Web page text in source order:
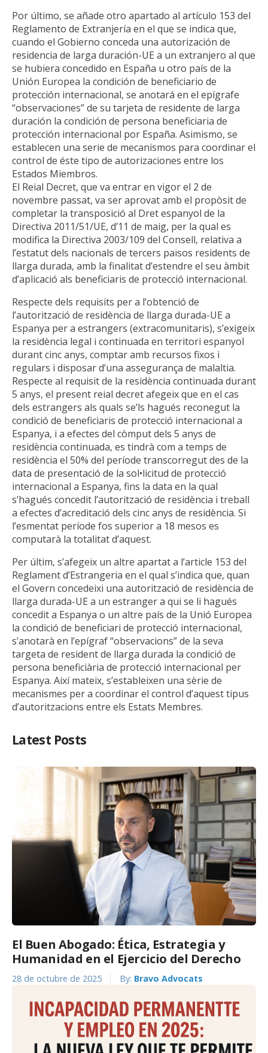
Por último, se añade otro apartado al artículo 153 del
Reglamento de Extranjería en el que se indica que,
cuando el Gobierno conceda una autorización de
residencia de larga duración-UE a un extranjero al que
se hubiera concedido en España u otro país de la
Unión Europea la condición de beneficiario de
protección internacional, se anotará en el epígrafe
“observaciones” de su tarjeta de residente de larga
duración la condición de persona beneficiaria de
protección internacional por España. Asimismo, se
establecen una serie de mecanismos para coordinar el
control de éste tipo de autorizaciones entre los
Estados Miembros.
El Reial Decret, que va entrar en vigor el 2 de
novembre passat, va ser aprovat amb el propòsit de
completar la transposició al Dret espanyol de la
Directiva 2011/51/UE, d’11 de maig, per la qual es
modifica la Directiva 2003/109 del Consell, relativa a
l’estatut dels nacionals de tercers països residents de
llarga durada, amb la finalitat d’estendre el seu àmbit
d’aplicació als beneficiaris de protecció internacional.
Respecte dels requisits per a l’obtenció de
l’autorització de residència de llarga durada-UE a
Espanya per a estrangers (extracomunitaris), s’exigeix
la residència legal i continuada en territori espanyol
durant cinc anys, comptar amb recursos fixos i
regulars i disposar d’una assegurança de malaltia.
Respecte al requisit de la residència continuada durant
5 anys, el present reial decret afegeix que en el cas
dels estrangers als quals se’ls hagués reconegut la
condició de beneficiaris de protecció internacional a
Espanya, i a efectes del còmput dels 5 anys de
residència continuada, es tindrà com a temps de
residència el 50% del període transcorregut des de la
data de presentació de la sol•licitud de protecció
internacional a Espanya, fins la data en la qual
s’hagués concedit l’autorització de residència i treball
a efectes d’acreditació dels cinc anys de residència. Si
l’esmentat període fos superior a 18 mesos es
computarà la totalitat d’aquest.
Per últim, s’afegeix un altre apartat a l’article 153 del
Reglament d’Estrangeria en el qual s’indica que, quan
el Govern concedeixi una autorització de residència de
llarga durada-UE a un estranger a qui se li hagués
concedit a Espanya o un altre país de la Unió Europea
la condició de beneficiari de protecció internacional,
s’anotarà en l’epígraf “observacions” de la seva
targeta de resident de llarga durada la condició de
persona beneficiària de protecció internacional per
Espanya. Així mateix, s’estableixen una sèrie de
mecanismes per a coordinar el control d’aquest tipus
d’autoritzacions entre els Estats Membres.
Latest Posts
El Buen Abogado: Ética, Estrategia y
Humanidad en el Ejercicio del Derecho
28 de octubre de 2025 By: Bravo Advocats